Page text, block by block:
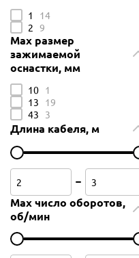
1
14
2
9
Max размер
зажимаемой
оснастки, мм
10 1
13
19
43
3
Длина кабеля, м
Max число оборотов,
об/мин